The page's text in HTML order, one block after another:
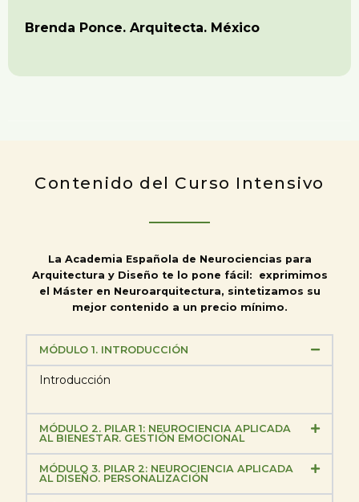
Brenda Ponce. Arquitecta. México
Contenido del Curso Intensivo
La Academia Española de Neurociencias para
Arquitectura y Diseño te lo pone fácil: exprimimos
el Máster en Neuroarquitectura, sintetizamos su
mejor contenido a un precio mínimo.
MÓDULO 1. INTRODUCCIÓN
Introducción
MÓDULO 2. PILAR 1: NEUROCIENCIA APLICADA
AL BIENESTAR. GESTIÓN EMOCIONAL
MÓDULO 3. PILAR 2: NEUROCIENCIA APLICADA
AL DISEÑO. PERSONALIZACIÓN